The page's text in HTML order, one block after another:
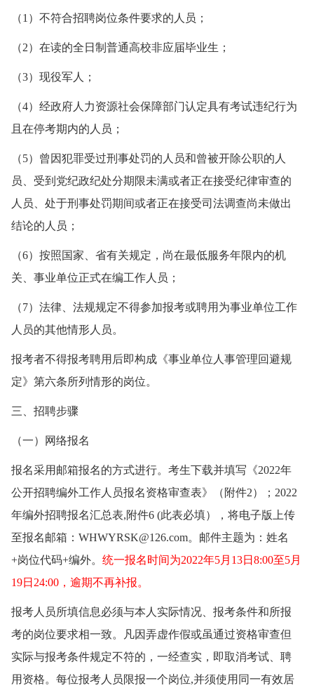
（1）不符合招聘岗位条件要求的人员；
（2）在读的全日制普通高校非应届毕业生；
（3）现役军人；
（4）经政府人力资源社会保障部门认定具有考试违纪行为
且在停考期内的人员；
（5）曾因犯罪受过刑事处罚的人员和曾被开除公职的人
员、受到党纪政纪处分期限未满或者正在接受纪律审查的
人员、处于刑事处罚期间或者正在接受司法调查尚未做出
结论的人员；
（6）按照国家、省有关规定，尚在最低服务年限内的机
关、事业单位正式在编工作人员；
（7）法律、法规规定不得参加报考或聘用为事业单位工作
人员的其他情形人员。
报考者不得报考聘用后即构成《事业单位人事管理回避规
定》第六条所列情形的岗位。
三、招聘步骤
（一）网络报名
报名采用邮箱报名的方式进行。考生下载并填写《2022年
公开招聘编外工作人员报名资格审查表》（附件2）；2022
年编外招聘报名汇总表,附件6 (此表必填），将电子版上传
至报名邮箱：WHWYRSK@126.com。邮件主题为：姓名
+岗位代码+编外。统一报名时间为2022年5月13日8:00至5月
19日24:00，逾期不再补报。
报考人员所填信息必须与本人实际情况、报考条件和所报
考的岗位要求相一致。凡因弄虚作假或虽通过资格审查但
实际与报考条件规定不符的，一经查实，即取消考试、聘
用资格。每位报考人员限报一个岗位,并须使用同一有效居